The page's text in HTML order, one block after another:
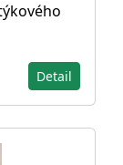
Detail